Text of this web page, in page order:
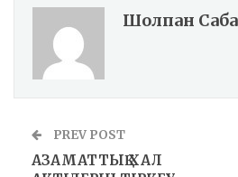
Шолпан
PREV POST
АЗАМАТТЫҚ ХАЛ